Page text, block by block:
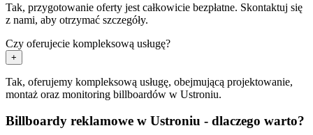
Tak, przygotowanie oferty jest całkowicie bezpłatne. Skontaktuj się
z nami, aby otrzymać szczegóły.
Czy oferujecie kompleksową usługę?
+
Tak, oferujemy kompleksową usługę, obejmującą projektowanie,
montaż oraz monitoring billboardów w Ustroniu.
Billboardy reklamowe w Ustroniu - dlaczego warto?